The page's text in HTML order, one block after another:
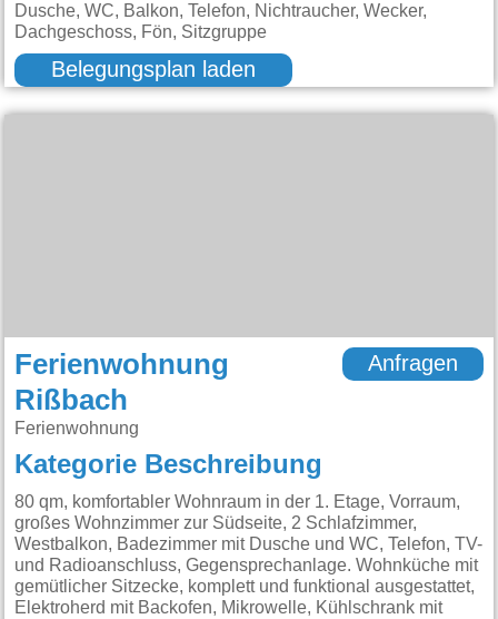
Dusche, WC, Balkon, Telefon, Nichtraucher, Wecker,
Dachgeschoss, Fön, Sitzgruppe
Belegungsplan laden
Ferienwohnung
Rißbach
Ferienwohnung
Anfragen
Kategorie Beschreibung
80 qm, komfortabler Wohnraum in der 1. Etage, Vorraum,
großes Wohnzimmer zur Südseite, 2 Schlafzimmer,
Westbalkon, Badezimmer mit Dusche und WC, Telefon, TV-
und Radioanschluss, Gegensprechanlage. Wohnküche mit
gemütlicher Sitzecke, komplett und funktional ausgestattet,
Elektroherd mit Backofen, Mikrowelle, Kühlschrank mit